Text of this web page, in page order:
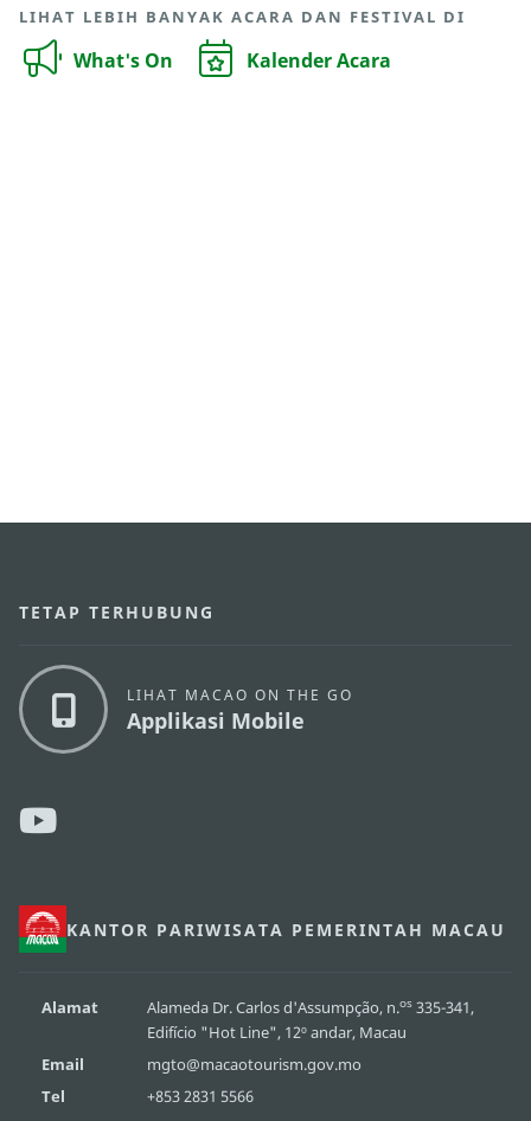
LIHAT LEBIH BANYAK ACARA DAN FESTIVAL DI
What's On Kalender Acara
KANTOR PARIWISATA PEMERINTAH MACAU
Alamat Alameda Dr. Carlos d'Assumpção, n.os335-341,
Edifício "Hot Line", 12º andar, Macau
Email
mgto@macaotourism.gov.mo
Tel
+853 2831 5566
TETAP TERHUBUNG
LIHAT MACAO ON THE GO
Applikasi Mobile